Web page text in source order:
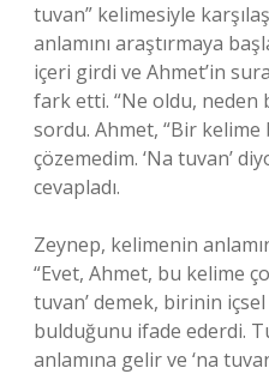
tuvan” kelimesiyle
anlamını araştırmaya
içeri girdi ve Ahmet’in
fark etti. “Ne oldu, neden
sordu. Ahmet, “Bir kelime
çözemedim. ‘Na tuvan’
cevapladı.
Zeynep, kelimenin
“Evet, Ahmet, bu kelime
tuvan’ demek, birinin
bulduğunu ifade ederdi.
anlamına gelir ve ‘na